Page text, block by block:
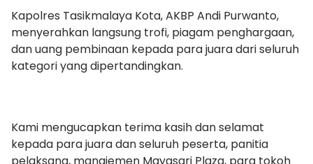
Kapolres Tasikmalaya Kota, AKBP Andi Purwanto,
menyerahkan langsung trofi, piagam penghargaan,
dan uang pembinaan kepada para juara dari seluruh
kategori yang dipertandingkan.
Kami mengucapkan terima kasih dan selamat
kepada para juara dan seluruh peserta, panitia
pelaksana, manajemen Mayasari Plaza, para tokoh